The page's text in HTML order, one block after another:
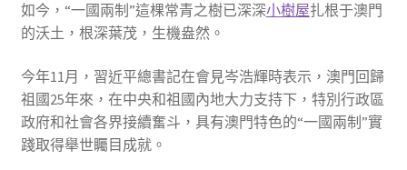
如今，“一國兩制”這棵常青之樹已深深小樹屋扎根于澳門
的沃土，根深葉茂，生機盎然。
今年11月，習近平總書記在會見岑浩輝時表示，澳門回歸
祖國25年來，在中央和祖國內地大力支持下，特別行政區
政府和社會各界接續奮斗，具有澳門特色的“一國兩制”實
踐取得舉世矚目成就。